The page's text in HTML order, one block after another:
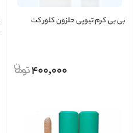
بی بی کرم تیوپی حلزون کلور کت
400,000